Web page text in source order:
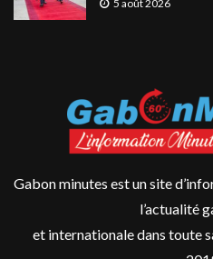
5 août 2026
Gabon minutes est un site
l’actualité
et internationale dans toute